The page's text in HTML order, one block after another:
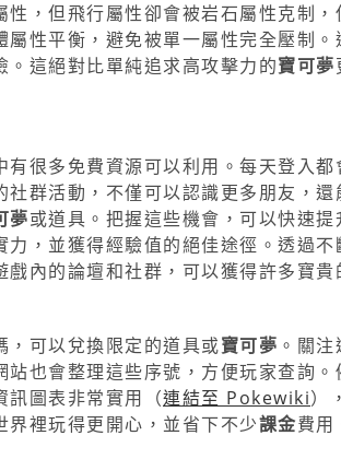
性，但飛行屬性卻會被岩石屬性克制
性平衡，避免被單一屬性完全壓制
這絕對比單純追求高攻擊力的寶可夢
有很多免費資源可以利用。每天登入
群活動，不僅可以認識更多朋友，
夢或道具。把握這些機會，可以快速
，並獲得經驗值的絕佳途徑。透過
內的論壇和社群，可以獲得許多寶
可以兌換限定的道具或寶可夢 。關
也會整理這些序號，方便玩家查詢
訊圖表非常實用（連結至 Pokewiki）
界裡玩得更開心，並省下不少課金費用